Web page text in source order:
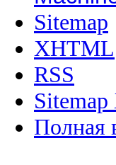
Sitemap
XHTML
RSS
Полная